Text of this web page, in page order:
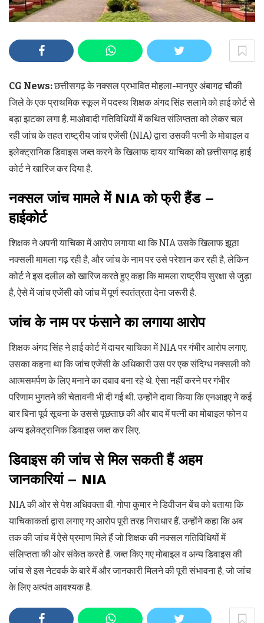
CG News:छत्तीसगढ़ के नक्सल प्रभावित मोहला-मानपुर अंबागढ़ चौकी
जिले के एक प्राथमिक स्कूल में पदस्थ शिक्षक अंगद सिंह सलामे को हाई कोर्ट से
बड़ा झटका लगा है. माओवादी गतिविधियों में कथित संलिप्तता को लेकर चल
रही जांच के तहत राष्ट्रीय जांच एजेंसी (NIA) द्वारा उसकी पत्नी के मोबाइल व
इलेक्ट्रानिक डिवाइस जब्त करने के खिलाफ दायर याचिका को छत्तीसगढ़ हाई
कोर्ट ने खारिज कर दिया है.
नक्सल जांच मामले में NIAको फ्री हैंड –
हाईकोर्ट
शिक्षक ने अपनी याचिका में आरोप लगाया था कि NIA उसके खिलाफ झूठा
नक्सली मामला गढ़ रही है, और जांच के नाम पर उसे परेशान कर रही है, लेकिन
कोर्ट ने इस दलील को खारिज करते हुए कहा कि मामला राष्ट्रीय सुरक्षा से जुड़ा
है, ऐसे में जांच एजेंसी को जांच में पूर्ण स्वतंत्रता देना जरूरी है.
जांच के नाम पर फंसाने का लगाया आरोप
शिक्षक अंगद सिंह ने हाई कोर्ट में दायर याचिका में NIA पर गंभीर आरोप लगाए.
उसका कहना था कि जांच एजेंसी के अधिकारी उस पर एक संदिग्ध नक्सली को
आत्मसमर्पण के लिए मनाने का दबाव बना रहे थे. ऐसा नहीं करने पर गंभीर
परिणाम भुगतने की चेतावनी भी दी गई थी. उन्होंने दावा किया कि एनआइए ने कई
बार बिना पूर्व सूचना के उससे पूछताछ की और बाद में पत्नी का मोबाइल फोन व
अन्य इलेक्ट्रानिक डिवाइस जब्त कर लिए.
डिवाइस की जांच से मिल सकती हैं अहम
जानकारियां – NIA
NIA की ओर से पेश अधिवक्ता बी. गोपा कुमार ने डिवीजन बेंच को बताया कि
याचिकाकर्ता द्वारा लगाए गए आरोप पूरी तरह निराधार हैं. उन्होंने कहा कि अब
तक की जांच में ऐसे प्रमाण मिले हैं जो शिक्षक की नक्सल गतिविधियों में
संलिप्तता की ओर संकेत करते हैं. जब्त किए गए मोबाइल व अन्य डिवाइस की
जांच से इस नेटवर्क के बारे में और जानकारी मिलने की पूरी संभावना है, जो जांच
के लिए अत्यंत आवश्यक है.